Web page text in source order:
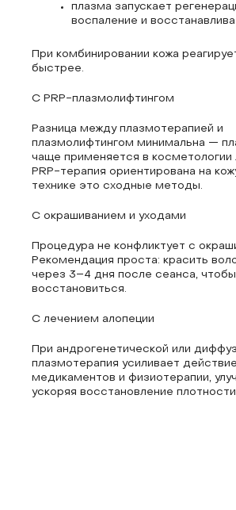
плазма запускает
воспаление и
При комбинировании кожа
быстрее.
С PRP-плазмолифтингом
Разница между плазмотерапией и
плазмолифтингом минимальна —
чаще применяется в косметологии
PRP-терапия ориентирована на
технике это сходные методы.
С окрашиванием и уходами
Процедура не конфликтует с
Рекомендация проста: красить
через 3–4 дня после сеанса, чтобы
восстановиться.
С лечением алопеции
При андрогенетической или
плазмотерапия усиливает действие
медикаментов и физиотерапии,
ускоряя восстановление